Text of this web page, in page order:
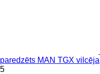
paredzēts MAN TGX vilcēja
5